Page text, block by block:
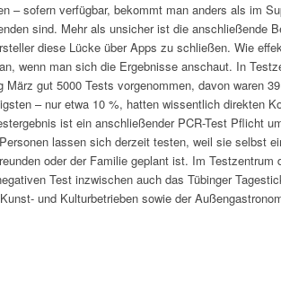
– sofern verfügbar, bekommt man anders als im
sind. Mehr als unsicher ist die anschließende
diese Lücke über Apps zu schließen. Wie
wenn man sich die Ergebnisse anschaut. In
März gut 5000 Tests vorgenommen, davon waren
– nur etwa 10 %, hatten wissentlich direkten
ist ein anschließender PCR-Test Pflicht
lassen sich derzeit testen, weil sie selbst
oder der Familie geplant ist. Im Testzentrum
Test inzwischen auch das Tübinger
und Kulturbetrieben sowie der